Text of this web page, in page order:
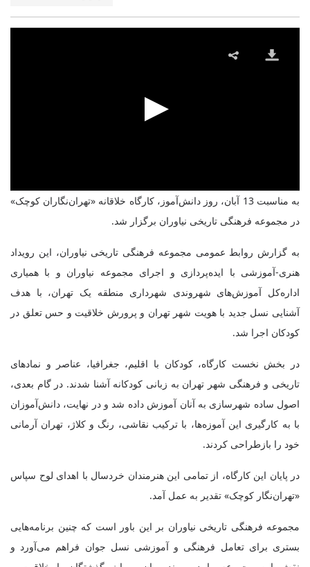
به مناسبت 13 آبان، روز دانش‌آموز، کارگاه خلاقانه «تهران‌نگاران کوچک»
در مجموعه فرهنگی تاریخی نیاوران برگزار شد.
به گزارش روابط عمومی مجموعه فرهنگی تاریخی نیاوران، این رویداد
هنری-آموزشی با ایده‌پردازی و اجرای مجموعه نیاوران و با همیاری
اداره‌کل آموزش‌های شهروندی شهرداری منطقه یک تهران، با هدف
آشنایی نسل جدید با هویت شهر تهران و پرورش خلاقیت و حس تعلق در
کودکان اجرا شد.
در بخش نخست کارگاه، کودکان با اقلیم، جغرافیا، عناصر و نمادهای
تاریخی و فرهنگی شهر تهران به زبانی کودکانه آشنا شدند. در گام بعدی،
اصول ساده شهرسازی به آنان آموزش داده شد و در نهایت، دانش‌آموزان
با به کارگیری این آموزه‌ها، با ترکیب نقاشی، رنگ و کلاژ، تهران آرمانی
خود را بازطراحی کردند.
در پایان این کارگاه، از تمامی این هنرمندان خردسال با اهدای لوح سپاس
«تهران‌نگار کوچک» تقدیر به عمل آمد.
مجموعه فرهنگی تاریخی نیاوران بر این باور است که چنین برنامه‌هایی
بستری برای تعامل فرهنگی و آموزشی نسل جوان فراهم می‌آورد و